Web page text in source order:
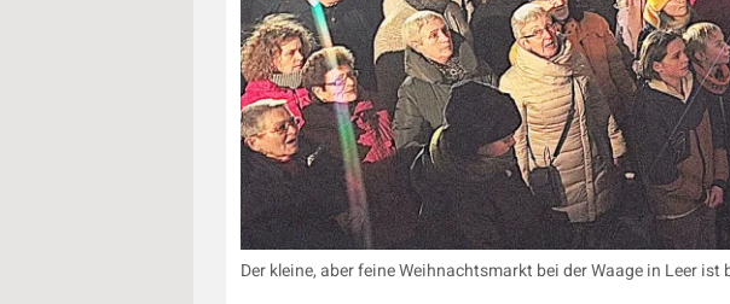
Der kleine, aber feine Weihnachtsmarkt bei der Waage in Leer